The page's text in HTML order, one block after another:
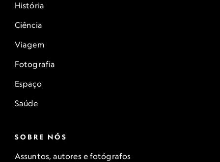
História
Ciência
Viagem
Fotografia
Espaço
Saúde
SOBRE NÓS
Assuntos, autores e fotógrafos